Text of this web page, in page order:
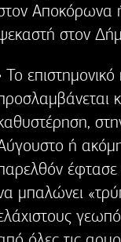
Αποκόρωνα
στον
Το
ή
έφτασε
μπαλώνει